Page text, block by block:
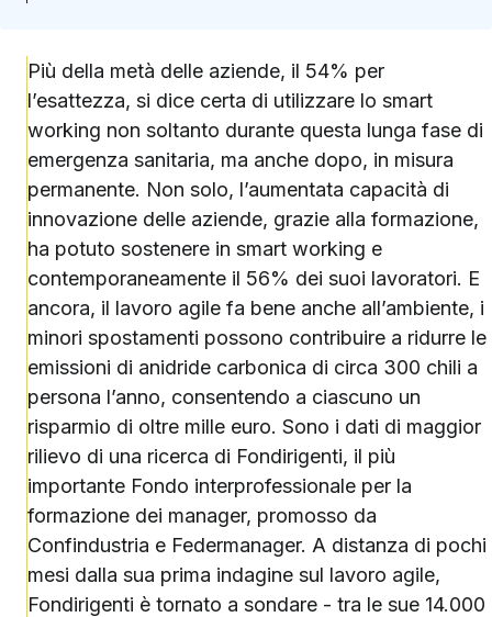
Più della metà delle aziende, il 54% per
l’esattezza, si dice certa di utilizzare lo smart
working non soltanto durante questa lunga fase di
emergenza sanitaria, ma anche dopo, in misura
permanente. Non solo, l’aumentata capacità di
innovazione delle aziende, grazie alla formazione,
ha potuto sostenere in smart working e
contemporaneamente il 56% dei suoi lavoratori. E
ancora, il lavoro agile fa bene anche all’ambiente, i
minori spostamenti possono contribuire a ridurre le
emissioni di anidride carbonica di circa 300 chili a
persona l’anno, consentendo a ciascuno un
risparmio di oltre mille euro. Sono i dati di maggior
rilievo di una ricerca di Fondirigenti, il più
importante Fondo interprofessionale per la
formazione dei manager, promosso da
Confindustria e Federmanager. A distanza di pochi
mesi dalla sua prima indagine sul lavoro agile,
Fondirigenti è tornato a sondare - tra le sue 14.000